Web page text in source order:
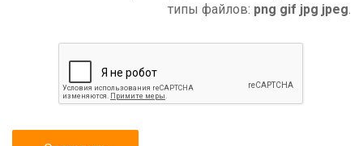
типы файлов: png gif jpg jpeg.